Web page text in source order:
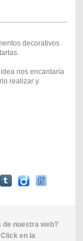
decorativos
nos encantaría
realizar y
de nuestra web?
Click en la